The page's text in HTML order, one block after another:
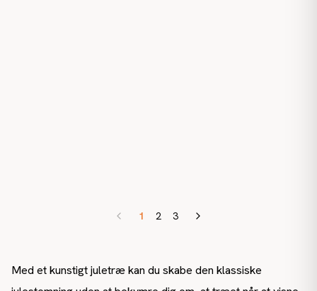
1 2 3
Med et kunstigt juletræ kan du skabe den klassiske